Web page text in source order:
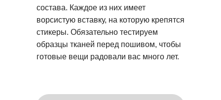
состава. Каждое из них имеет
ворсистую вставку, на которую крепятся
стикеры. Обязательно тестируем
образцы тканей перед пошивом, чтобы
готовые вещи радовали вас много лет.